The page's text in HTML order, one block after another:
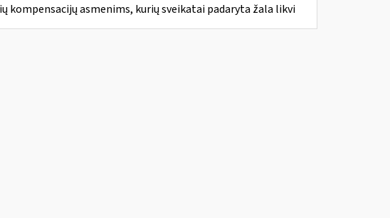
kompensacijų asmenims, kurių sveikatai padaryta žala likvi